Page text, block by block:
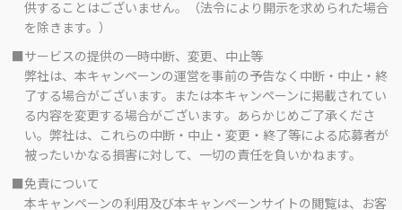
供することはございません。（法令により開示を求められた場合
を除きます。）
■サービスの提供の一時中断、変更、中止等
弊社は、本キャンペーンの運営を事前の予告なく中断・中止・終
了する場合がございます。または本キャンペーンに掲載されてい
る内容を変更する場合がございます。あらかじめご了承くださ
い。弊社は、これらの中断・中止・変更・終了等による応募者が
被ったいかなる損害に対して、一切の責任を負いかねます。
■免責について
本キャンペーンの利用及び本キャンペーンサイトの閲覧は、お客